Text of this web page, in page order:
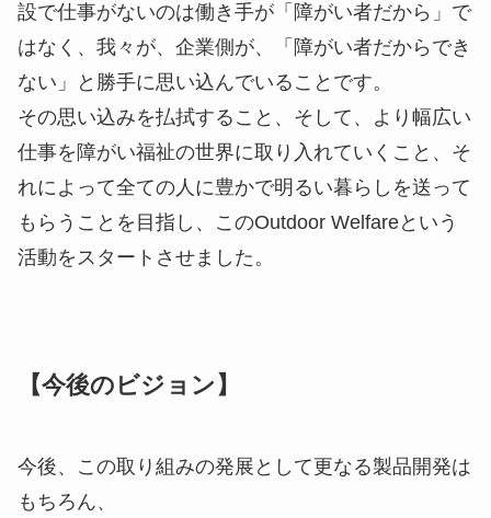
設で仕事がないのは働き手が「障がい者だから」で
はなく、我々が、企業側が、「障がい者だからでき
ない」と勝手に思い込んでいることです。
その思い込みを払拭すること、そして、より幅広い
仕事を障がい福祉の世界に取り入れていくこと、そ
れによって全ての人に豊かで明るい暮らしを送って
もらうことを目指し、このOutdoor Welfareという
活動をスタートさせました。
【今後のビジョン】
今後、この取り組みの発展として更なる製品開発は
もちろん、